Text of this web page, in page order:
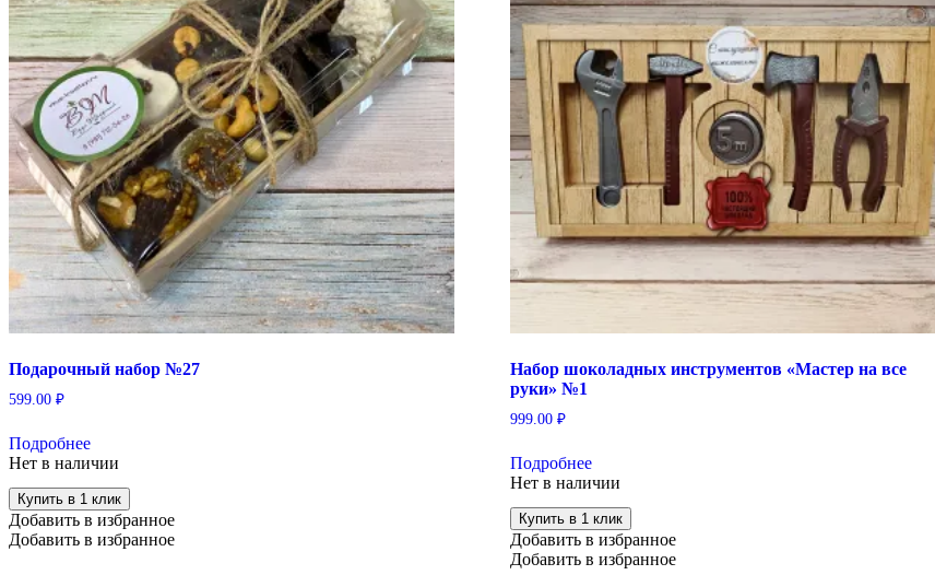
Подарочный набор №27
599.00 ₽
Подробнее
Нет в наличии
Купить в 1 клик
Добавить в избранное
Добавить в избранное
Набор шоколадных инструментов «Мастер на все
руки» №1
999.00 ₽
Подробнее
Нет в наличии
Купить в 1 клик
Добавить в избранное
Добавить в избранное